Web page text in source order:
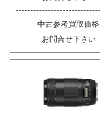
中古参考買取価格
お問合せ下さい